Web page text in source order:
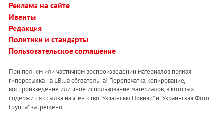
Реклама на сайте
Ивенты
Редакция
Политики и стандарты
Пользовательское соглашение
При полном или частичном воспроизведении материалов прямая
гиперссылка на LB.ua обязательна! Перепечатка, копирование,
воспроизведение или иное использование материалов, в которых
содержится ссылка на агентство "Українськi Новини" и "Украинская Фото
Группа" запрещено.